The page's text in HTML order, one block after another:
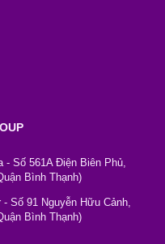
- Số 561A Điện Biên Phủ,
Bình Thạnh)
Số 91 Nguyễn Hữu Cảnh,
Bình Thạnh)